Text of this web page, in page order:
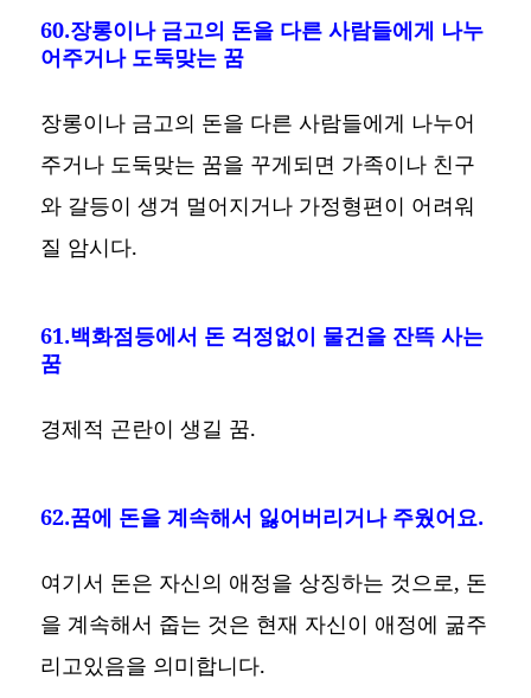
60.장롱이나 금고의 돈을 다른 사람들에게 나누
어주거나 도둑맞는 꿈
장롱이나 금고의 돈을 다른 사람들에게 나누어
주거나 도둑맞는 꿈을 꾸게되면 가족이나 친구
와 갈등이 생겨 멀어지거나 가정형편이 어려워
질 암시다.
61.백화점등에서 돈 걱정없이 물건을 잔뜩 사는
꿈
경제적 곤란이 생길 꿈.
62.꿈에 돈을 계속해서 잃어버리거나 주웠어요.
여기서 돈은 자신의 애정을 상징하는 것으로, 돈
을 계속해서 줍는 것은 현재 자신이 애정에 굶주
리고있음을 의미합니다.